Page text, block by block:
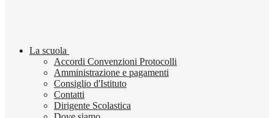
La scuola
Accordi Convenzioni Protocolli
Amministrazione e pagamenti
Consiglio d'Istituto
Contatti
Dirigente Scolastica